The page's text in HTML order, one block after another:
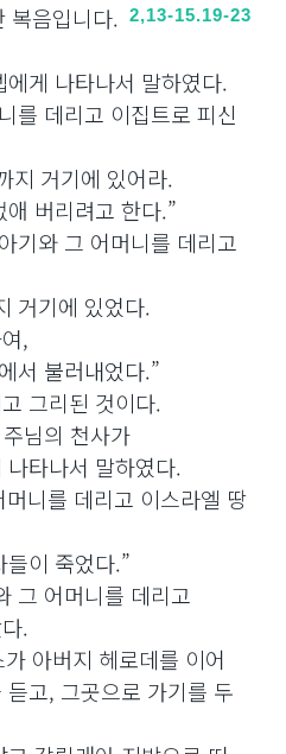
복음입니다.
2,13-15.19-23
게 나타나서 말하였다.
를 데리고 이집트로 피신
지 거기에 있어라.
버리려고 한다.”
기와 그 어머니를 데리고
거기에 있었다.
,
서 불러내었다.”
그리된 것이다.
님의 천사가
타나서 말하였다.
니를 데리고 이스라엘 땅
이 죽었다.”
그 어머니를 데리고
.
아버지 헤로데를 이어
고, 그곳으로 가기를 두